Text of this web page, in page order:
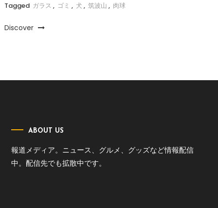
Tagged ガラス , ゴミ , 犬 , 筑波山 , 肉球
Discover
ABOUT US
報道メディア。ニュース、グルメ、グッズなど情報配信
中。配信先でも拡散中です。